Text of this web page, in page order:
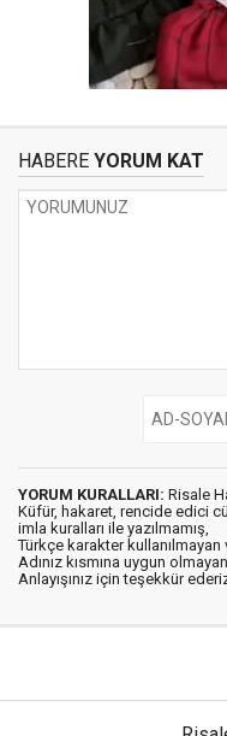
HABERE YORUM KAT
YORUM KURALLARI: Risale
Küfür, hakaret, rencide edici
imla kuralları ile yazılmamış,
Türkçe karakter kullanılmayan
Adınız kısmına uygun
Anlayışınız için teşekkür